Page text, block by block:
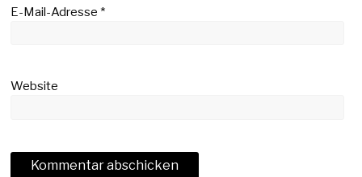
E-Mail-Adresse*
Website